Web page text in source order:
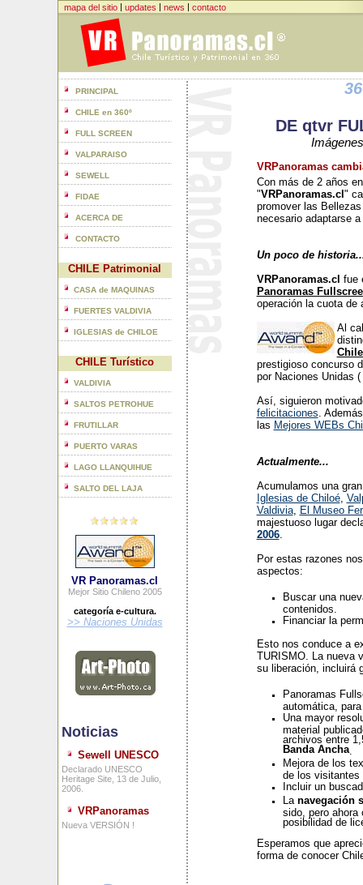
mapa del sitio| updates | news | contacto
PRINCIPAL
CHILE en 360º
FULL SCREEN
VALPARAISO
SEWELL
FIDAE
ACERCA DE
CONTACTO
CHILE Patrimonial
CASA de MAQUINAS
FUERTES VALDIVIA
IGLESIAS de CHILOE
CHILE Turístico
VALDIVIA
SALTOS PETROHUE
FRUTILLAR
PUERTO VARAS
LAGO LLANQUIHUE
SALTO DEL LAJA
VR Panoramas.cl
Mejor Sitio Chileno 2005
categoría e-cultura.
>> Naciones Unidas
Noticias
Sewell UNESCO
Declarado UNESCO
Heritage Site, 13 de Julio,
2006.
VRPanoramas
Nueva VERSIÓN !
DE qtvr
VRPanoramas
Con más de 2 años
"VRPanoramas.cl "
promover las
necesario adaptarse
Un poco de
VRPanoramas.cl fue
Panoramas
operación la cuota de
Al
prestigioso concurso
por Naciones Unidas (
Así, siguieron
felicitaciones.
las Mejores WEBs
Actualmente...
Acumulamos una
Iglesias de Chiloé,
Valdivia, El Museo
majestuoso lugar
2006.
Por estas razones
aspectos:
Buscar una
contenidos.
Financiar la
Esto nos conduce a
TURISMO. La nueva
su liberación, incluirá
Panoramas
automática,
Una mayor
material
archivos entre
Banda Ancha.
Mejora de los
de los visitantes
Incluir un
La navegación
sido, pero ahora
posibilidad de
Esperamos que
forma de conocer